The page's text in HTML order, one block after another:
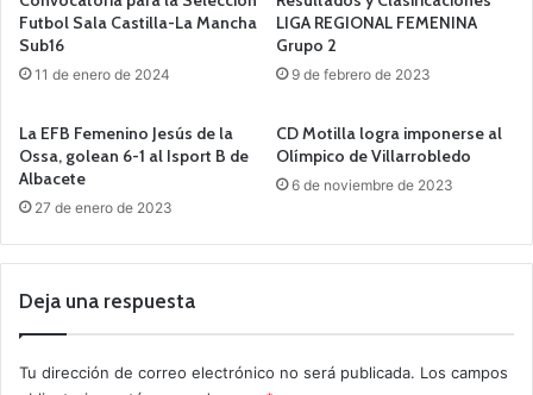
Futbol Sala Castilla-La Mancha
Sub16
11 de enero de 2024
LIGA REGIONAL FEMENINA
Grupo 2
9 de febrero de 2023
La EFB Femenino Jesús de la
Ossa, golean 6-1 al Isport B de
Albacete
27 de enero de 2023
CD Motilla logra imponerse al
Olímpico de Villarrobledo
6 de noviembre de 2023
Deja una respuesta
Tu dirección de correo electrónico no será publicada. Los campos